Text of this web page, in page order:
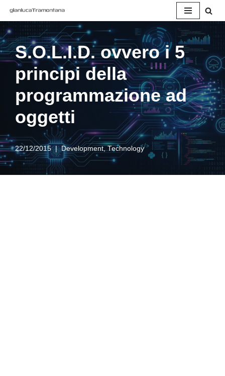
Vai
al
contenuto
S.O.L.I.D. ovvero i 5
principi della
programmazione ad
oggetti
22/12/2015 Development,Technology